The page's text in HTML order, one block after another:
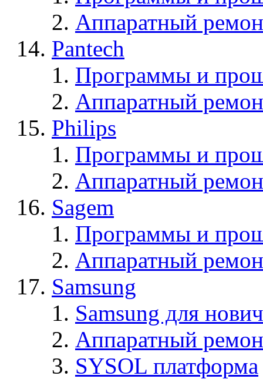
Аппаратный
Pantech
Программы и
Аппаратный
Philips
Программы и
Аппаратный
Sagem
Программы и
Аппаратный
Samsung
Samsung для
Аппаратный
SYSOL платформа